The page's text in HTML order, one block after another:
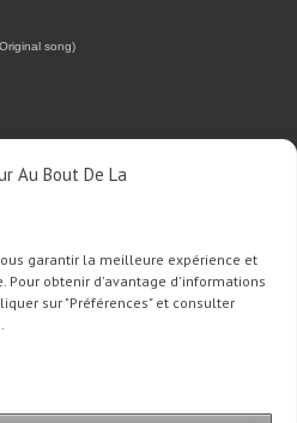
Au Bout De La
garantir la meilleure expérience et
Pour obtenir d'avantage d'informations
sur "Préférences" et consulter
song)
Tweet to @Sophie_ABDLR